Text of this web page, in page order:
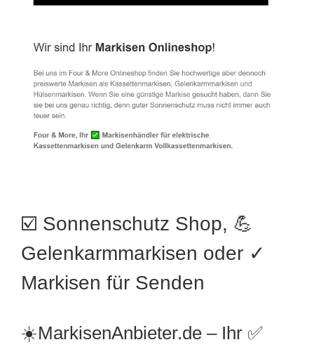
☑️ Sonnenschutz Shop, 💪
Gelenkarmmarkisen oder ✓
Markisen für Senden
☀️MarkisenAnbieter.de – Ihr ✅